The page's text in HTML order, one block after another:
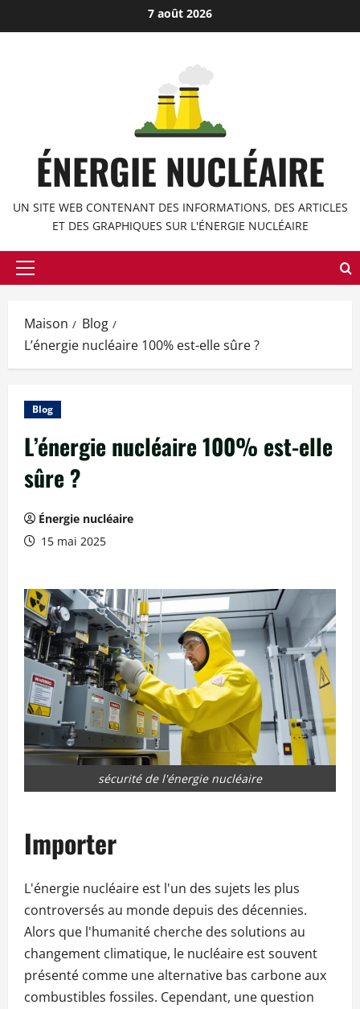
au
7 août 2026
ÉNERGIE NUCLÉAIRE
UN SITE WEB CONTENANT DES INFORMATIONS, DES ARTICLES
ET DES GRAPHIQUES SUR L'ÉNERGIE NUCLÉAIRE
Menu
Maison
Blog
L’énergie nucléaire 100% est-elle sûre ?
Blog
L’énergie nucléaire 100% est-elle
sûre ?
Énergie nucléaire
15 mai 2025
sécurité de l'énergie nucléaire
Importer
L'énergie nucléaire est l'un des sujets les plus
controversés au monde depuis des décennies.
Alors que l'humanité cherche des solutions au
changement climatique, le nucléaire est souvent
présenté comme une alternative bas carbone aux
combustibles fossiles. Cependant, une question